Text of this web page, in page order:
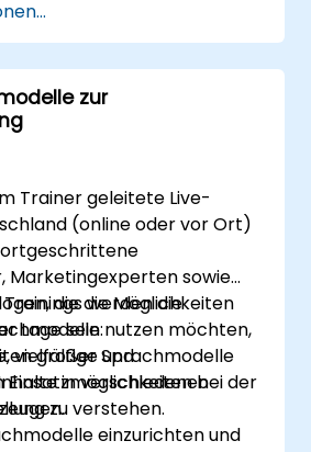
Prinzipien und
Reinforcement Learnings
zu können.
wie Techniken aus dem
Learnings die
von LLMs verbessern
zur
Trainer geleitete Live-
(online oder vor Ort)
Marketingexperten sowie
die die Möglichkeiten
nutzen möchten,
vielfältige und
in verschiedenen
Trainings werden die
Lage sein:
großer Sprachmodelle
Einsatzmöglichkeiten bei der
zu verstehen.
einzurichten und